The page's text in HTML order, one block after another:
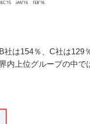
社は154％、C社は129
内上位グループの中で